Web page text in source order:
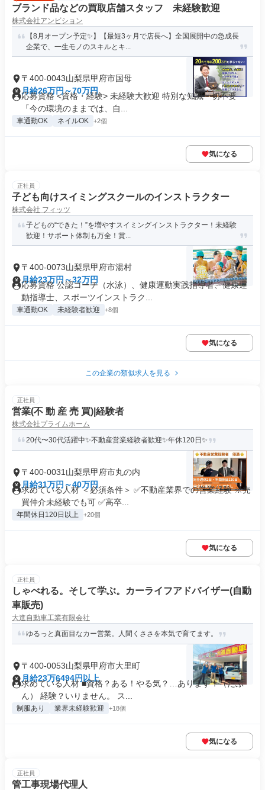
ブランド品などの買取店舗スタッフ 未経験歓迎
株式会社アンビション
【8月オープン予定✨】【最短3ヶ月で店長へ】全国展開中の急成長
企業で、一生モノのスキルとキ...
〒400-0043山梨県甲府市国母
月給26万円～70万円
応募資格 <資格・経験> 未経験大歓迎 特別な知識一切不要
「今の環境のままでは、自...
車通勤OK ネイルOK +2個
気になる
正社員
子ども向けスイミングスクールのインストラクター
株式会社 フィッツ
子どもの“できた！”を増やすスイミングインストラクター！未経験
歓迎！サポート体制も万全！賞...
〒400-0073山梨県甲府市湯村
月給23万円～32万円
応募資格 公認コーチ（水泳）、健康運動実践指導者、健康運
動指導士、スポーツインストラク...
車通勤OK 未経験者歓迎 +8個
気になる
この企業の類似求人を見る
正社員
営業(不 動 産 売 買)|経験者
株式会社プライムホーム
20代〜30代活躍中✨不動産営業経験者歓迎✨年休120日✨
〒400-0031山梨県甲府市丸の内
月給31万円～40万円
求めている人材 ＜必須条件＞ ✅不動産業界での営業経験 ※売
買仲介未経験でも可 ✅高卒...
年間休日120日以上 +20個
気になる
正社員
しゃべれる。そして学ぶ。カーライフアドバイザー(自動
車販売)
大進自動車工業有限会社
ゆるっと真面目なカー営業。人間くささを本気で育てます。
〒400-0053山梨県甲府市大里町
月給23万6494円以上
求めている人材 ■資格？ある！やる気？…あります！（たぶ
ん） 経験？いりません。 ス...
制服あり 業界未経験歓迎 +18個
気になる
正社員
管工事現場代理人